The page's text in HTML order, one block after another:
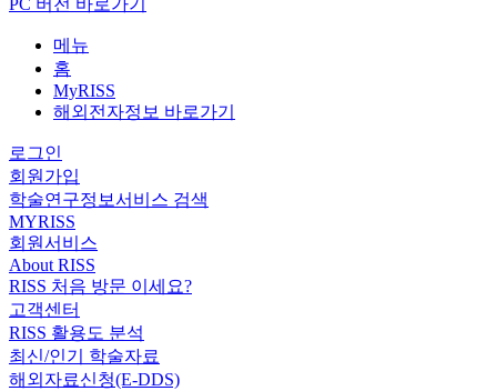
메뉴
홈
MyRISS
해외전자정보 바로가기
로그인
회원가입
학술연구정보서비스 검색
MYRISS
회원서비스
About RISS
RISS 처음 방문 이세요?
고객센터
RISS 활용도 분석
최신/인기 학술자료
해외자료신청(E-DDS)